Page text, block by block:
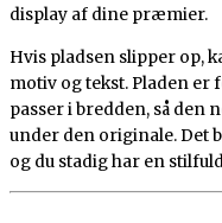
display af dine præmier.
Hvis pladsen slipper op,
motiv og tekst. Pladen er
passer i bredden, så den
under den originale. Det
og du stadig har en